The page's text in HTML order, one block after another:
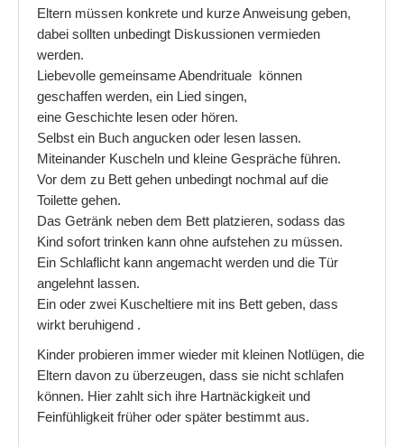
Die fünf Schritte der Partnerschaft
Kommunikation zwischen Menschen
Eltern müssen konkrete und kurze Anweisung geben,
dabei sollten unbedingt Diskussionen vermieden
werden.
Liebevolle gemeinsame Abendrituale können
geschaffen werden, ein Lied singen,
eine Geschichte lesen oder hören.
Selbst ein Buch angucken oder lesen lassen.
Miteinander Kuscheln und kleine Gespräche führen.
Vor dem zu Bett gehen unbedingt nochmal auf die
Toilette gehen.
Das Getränk neben dem Bett platzieren, sodass das
Kind sofort trinken kann ohne aufstehen zu müssen.
Ein Schlaflicht kann angemacht werden und die Tür
angelehnt lassen.
Ein oder zwei Kuscheltiere mit ins Bett geben, dass
wirkt beruhigend .
Kinder probieren immer wieder mit kleinen Notlügen, die
Eltern davon zu überzeugen, dass sie nicht schlafen
können. Hier zahlt sich ihre Hartnäckigkeit und
Feinfühligkeit früher oder später bestimmt aus.